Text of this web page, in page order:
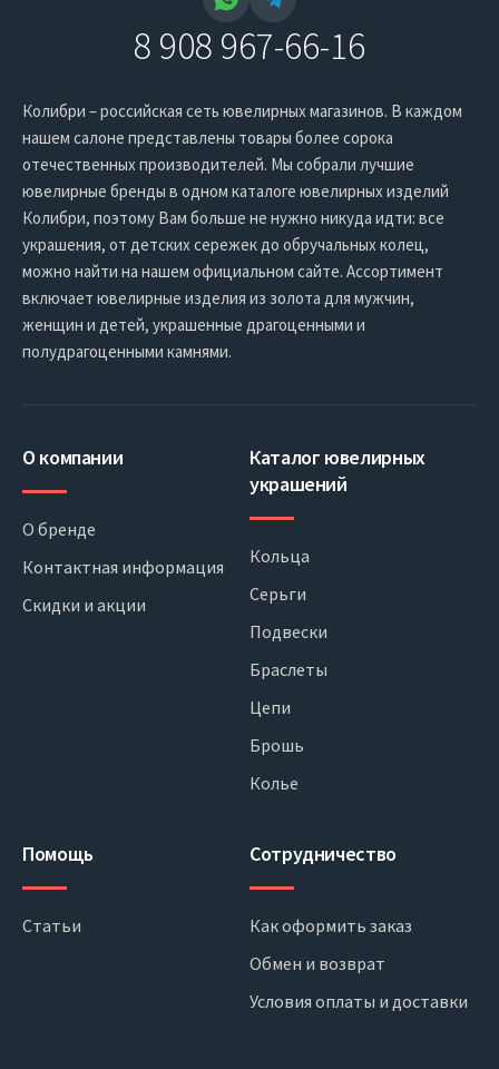
8 908 967-66-16
Колибри – российская сеть ювелирных магазинов. В каждом
нашем салоне представлены товары более сорока
отечественных производителей. Мы собрали лучшие
ювелирные бренды в одном каталоге ювелирных изделий
Колибри, поэтому Вам больше не нужно никуда идти: все
украшения, от детских сережек до обручальных колец,
можно найти на нашем официальном сайте. Ассортимент
включает ювелирные изделия из золота для мужчин,
женщин и детей, украшенные драгоценными и
полудрагоценными камнями.
О компании
О бренде
Контактная информация
Скидки и акции
Каталог ювелирных
украшений
Кольца
Серьги
Подвески
Браслеты
Цепи
Брошь
Колье
Помощь
Статьи
Сотрудничество
Как оформить заказ
Обмен и возврат
Условия оплаты и доставки